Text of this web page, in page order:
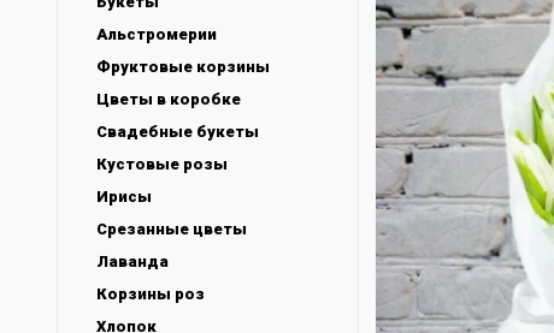
Альстромерии
Фруктовые корзины
Цветы в коробке
Свадебные букеты
Кустовые розы
Ирисы
Срезанные цветы
Лаванда
Корзины роз
Хлопок